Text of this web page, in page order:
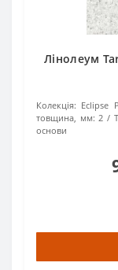
Лінолеум
Колекція: Eclipse
товщина, мм: 2
основи